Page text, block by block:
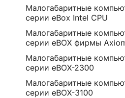
Малогабаритные
серии eBox Intel CPU
Малогабаритные
серии eBOX фирмы
Малогабаритные
серии eBOX-2300
Малогабаритные
серии eBOX-3100